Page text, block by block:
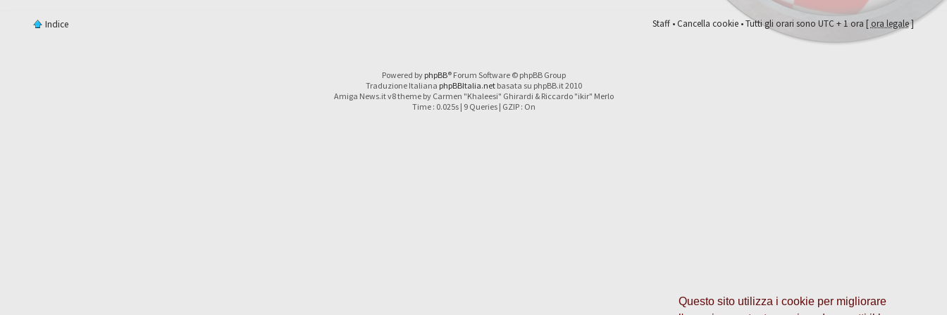
Questo sito utilizza i cookie per migliorare
Indice Staff•Cancella cookie• Tutti gli orari sono UTC + 1 ora [ ora legale]
Powered by phpBB® Forum Software © phpBB Group
Traduzione Italiana phpBBItalia.netbasata su phpBB.it 2010
Amiga News.it v8 theme by Carmen "Khaleesi" Ghirardi & Riccardo "ikir" Merlo
Time : 0.025s | 9 Queries | GZIP : On